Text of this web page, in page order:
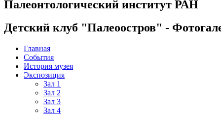
Палеонтологический институт РАН
Детский клуб "Палеоостров" -
Главная
События
История музея
Экспозиция
Зал 1
Зал 2
Зал 3
Зал 4